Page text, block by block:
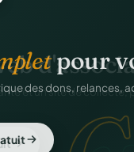
pour
des dons, relances,